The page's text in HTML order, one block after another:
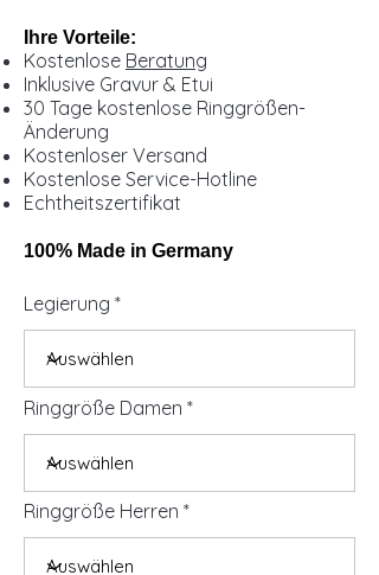
Ihre Vorteile:
Kostenlose Beratung
Inklusive Gravur & Etui
30 Tage kostenlose Ringgrößen-
Änderung
Kostenloser Versand
Kostenlose Service-Hotline
Echtheitszertifikat
100% Made in Germany
Legierung
Ringgröße Damen
Ringgröße Herren